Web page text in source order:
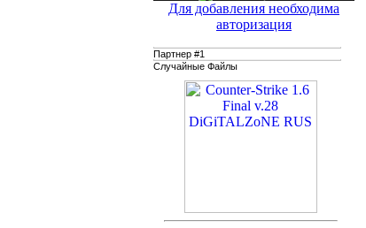
Для добавления необходима
авторизация
Партнер #1
Случайные Файлы